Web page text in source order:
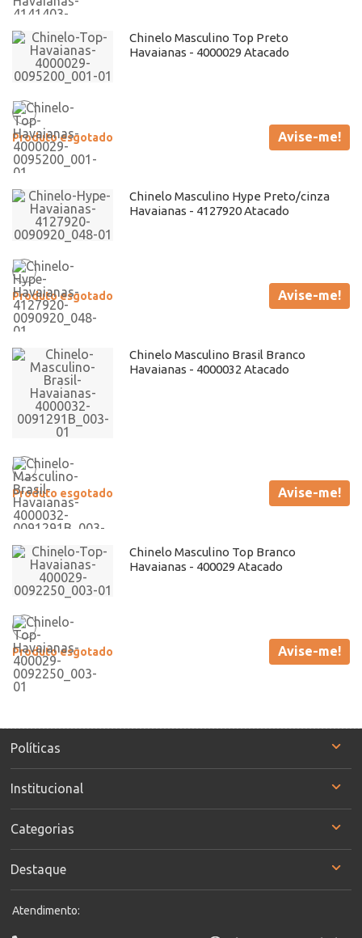
Chinelo Masculino Top Preto
Havaianas - 4000029 Atacado
Produto esgotado Avise-me!
Chinelo Masculino Hype Preto/cinza
Havaianas - 4127920 Atacado
Produto esgotado Avise-me!
Chinelo Masculino Brasil Branco
Havaianas - 4000032 Atacado
Produto esgotado Avise-me!
Chinelo Masculino Top Branco
Havaianas - 400029 Atacado
Produto esgotado Avise-me!
Políticas
Institucional
Categorias
Destaque
Atendimento: